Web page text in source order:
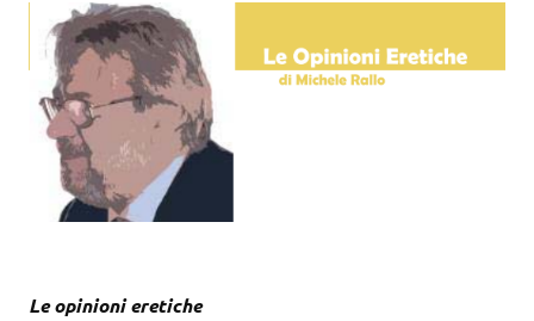
Le opinioni eretiche